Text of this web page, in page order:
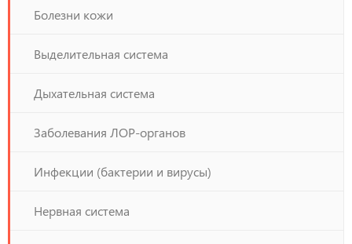
Болезни кожи
Выделительная система
Дыхательная система
Заболевания ЛОР-органов
Инфекции (бактерии и вирусы)
Нервная система